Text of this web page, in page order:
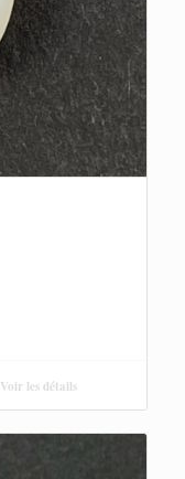
Voir les détails